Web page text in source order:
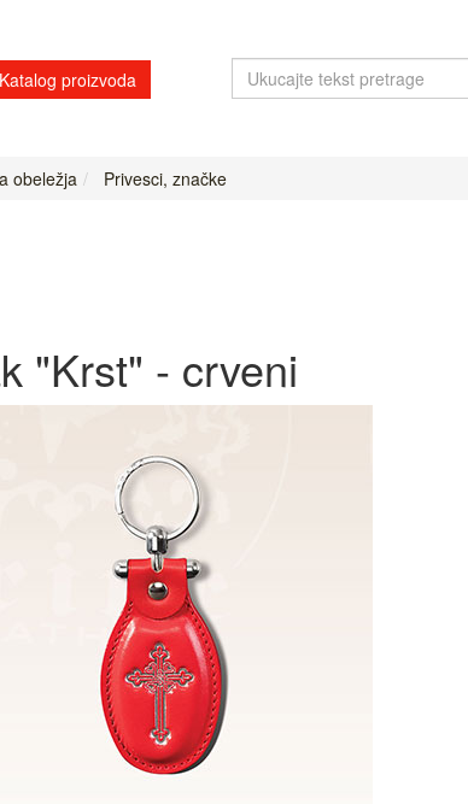
Katalog proizvoda
obeležja Privesci, značke
"Krst" - crveni